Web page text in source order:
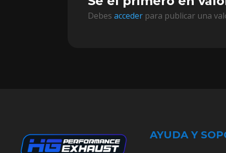
Debesacceder para publicar una
AYUDA Y